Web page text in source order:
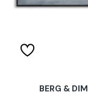
BERG &